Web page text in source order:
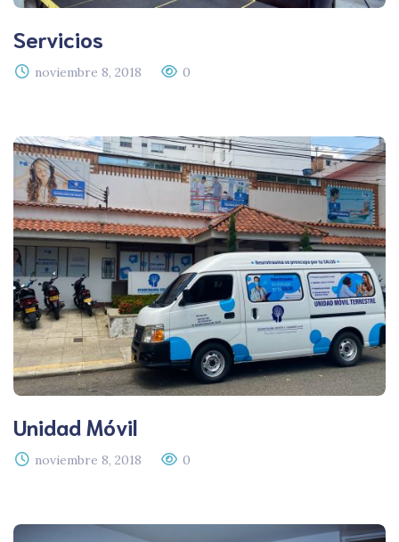
Servicios
noviembre 8, 2018 0
Unidad Móvil
noviembre 8, 2018 0